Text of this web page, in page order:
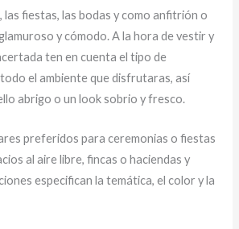
las fiestas, las bodas y como anfitrión o
y cómodo. A la hora de vestir y
ten en cuenta el tipo de
el ambiente que disfrutaras, así
abrigo o un look sobrio y fresco.
preferidos para ceremonias o fiestas
al aire libre, fincas o haciendas y
especifican la temática, el color y la